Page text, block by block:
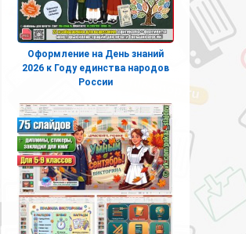
Оформление на День знаний
2026 к Году единства народов
России